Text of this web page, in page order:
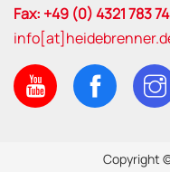
Fax: +49 (0) 4321 783
Copyright